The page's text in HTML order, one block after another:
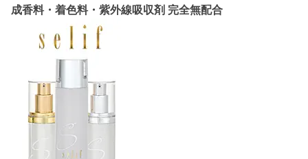
成香料・着色料・紫外線吸収剤 完全無配合